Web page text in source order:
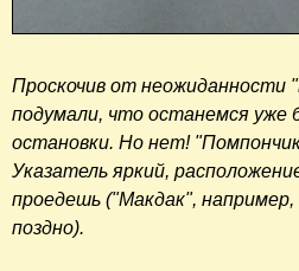
Проскочив от неожиданности
подумали, что останемся уже
остановки. Но нет!
Указатель яркий,
проедешь ("Макдак",
поздно).